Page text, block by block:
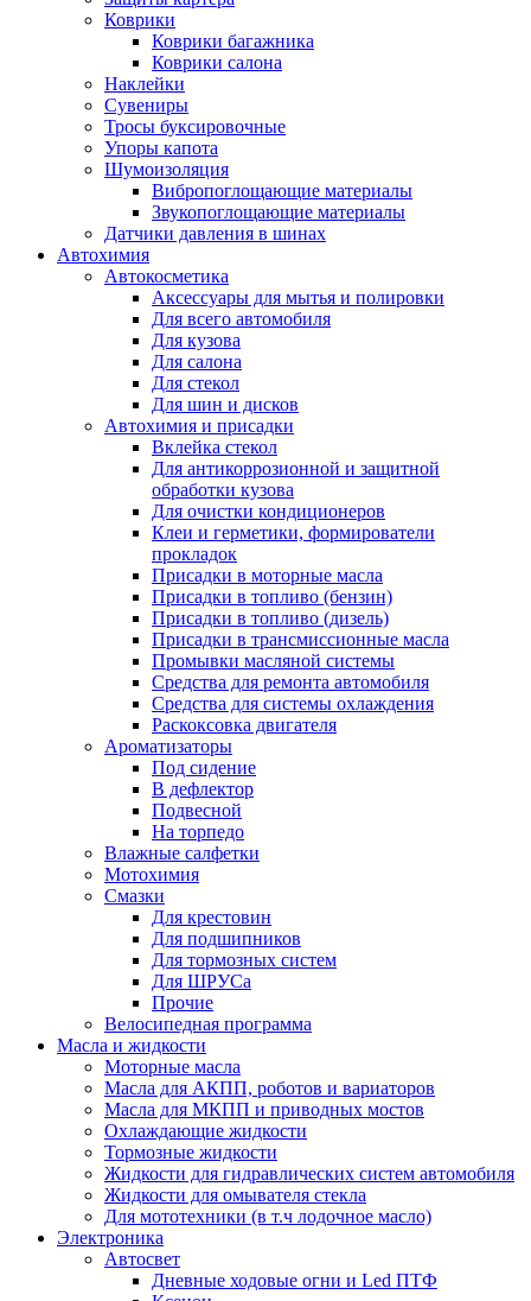
Коврики
Коврики багажника
Коврики салона
Наклейки
Сувениры
Тросы буксировочные
Упоры капота
Шумоизоляция
Вибропоглощающие материалы
Звукопоглощающие материалы
Датчики давления в шинах
Автохимия
Автокосметика
Аксессуары для мытья и полировки
Для всего автомобиля
Для кузова
Для салона
Для стекол
Для шин и дисков
Автохимия и присадки
Вклейка стекол
Для антикоррозионной и защитной
обработки кузова
Для очистки кондиционеров
Клеи и герметики, формирователи
прокладок
Присадки в моторные масла
Присадки в топливо (бензин)
Присадки в топливо (дизель)
Присадки в трансмиссионные масла
Промывки масляной системы
Средства для ремонта автомобиля
Средства для системы охлаждения
Раскоксовка двигателя
Ароматизаторы
Под сидение
В дефлектор
Подвесной
На торпедо
Влажные салфетки
Мотохимия
Смазки
Для крестовин
Для подшипников
Для тормозных систем
Для ШРУСа
Прочие
Велосипедная программа
Масла и жидкости
Моторные масла
Масла для АКПП, роботов и вариаторов
Масла для МКПП и приводных мостов
Охлаждающие жидкости
Тормозные жидкости
Жидкости для гидравлических систем автомобиля
Жидкости для омывателя стекла
Для мототехники (в т.ч лодочное масло)
Электроника
Автосвет
Дневные ходовые огни и Led ПТФ